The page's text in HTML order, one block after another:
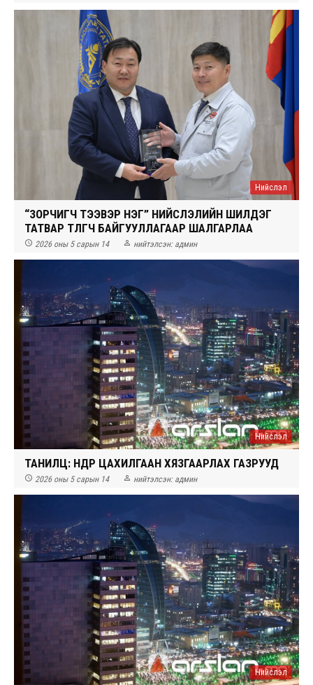
Нийслэл
“ЗОРЧИГЧ ТЭЭВЭР НЭГ” НИЙСЛЭЛИЙН ШИЛДЭГ
ТАТВАР ТӨЛӨГЧ БАЙГУУЛЛАГААР ШАЛГАРЛАА
 2026 оны 5 сарын 14  нийтэлсэн: админ
Нийслэл
ТАНИЛЦ: ӨНӨӨДӨР ЦАХИЛГААН ХЯЗГААРЛАХ ГАЗРУУД
 2026 оны 5 сарын 14  нийтэлсэн: админ
Нийслэл